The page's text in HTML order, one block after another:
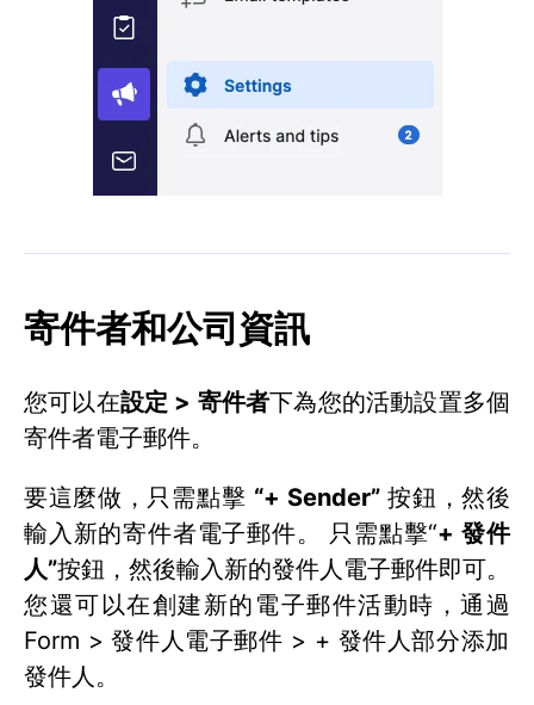
寄件者和公司資訊
您可以在設定 > 寄件者下為您的活動設置多個
寄件者電子郵件。
要這麼做，只需點擊 “+ Sender”按鈕，然後
輸入新的寄件者電子郵件。 只需點擊“+ 發件
人”按鈕，然後輸入新的發件人電子郵件即可。
您還可以在創建新的電子郵件活動時，通過
Form > 發件人電子郵件 > + 發件人部分添加
發件人。